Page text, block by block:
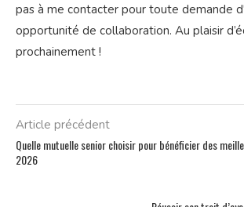
pas à me contacter pour toute demande
opportunité de collaboration. Au plaisir
prochainement !
Article précédent
Quelle mutuelle senior choisir pour bénéficier des
2026